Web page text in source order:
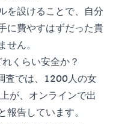
を設けることで、自分
に費やすはずだった貴
ん。
くらい安全か？
査では、1200人の女
が、オンラインで出
告しています。